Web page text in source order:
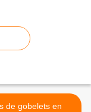
de gobelets en